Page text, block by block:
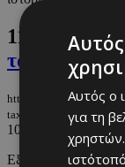
11.
ταξίδια
https://m.must.com.cy/
taxidia
10/11/2024 |
Εξερεύνηση των
Αυτός ο
για τη